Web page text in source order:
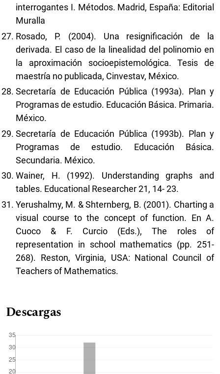
interrogantes I. Métodos. Madrid, España: Editorial
Muralla
Rosado, P. (2004). Una resignificación de la
derivada. El caso de la linealidad del polinomio en
la aproximación socioepistemológica. Tesis de
maestría no publicada, Cinvestav, México.
Secretaría de Educación Pública (1993a). Plan y
Programas de estudio. Educación Básica. Primaria.
México.
Secretaría de Educación Pública (1993b). Plan y
Programas de estudio. Educación Básica.
Secundaria. México.
Wainer, H. (1992). Understanding graphs and
tables. Educational Researcher 21, 14- 23.
Yerushalmy, M. & Shternberg, B. (2001). Charting a
visual course to the concept of function. En A.
Cuoco & F. Curcio (Eds.), The roles of
representation in school mathematics (pp. 251-
268). Reston, Virginia, USA: National Council of
Teachers of Mathematics.
Descargas